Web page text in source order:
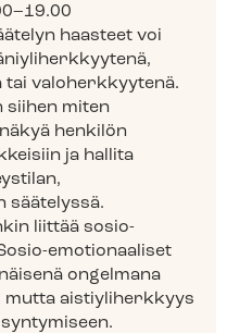
haasteet voi
valoherkkyytenä.
siihen miten
henkilön
ja hallita
säätelyssä.
liittää sosio-
emotionaaliset
ongelmana
mutta aistiyliherkkyys